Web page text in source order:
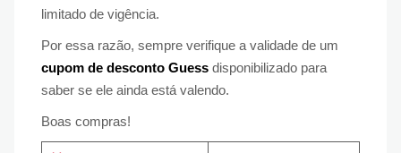
limitado de vigência.
Por essa razão, sempre verifique a validade de um
cupom de desconto Guess disponibilizado para
saber se ele ainda está valendo.
Boas compras!